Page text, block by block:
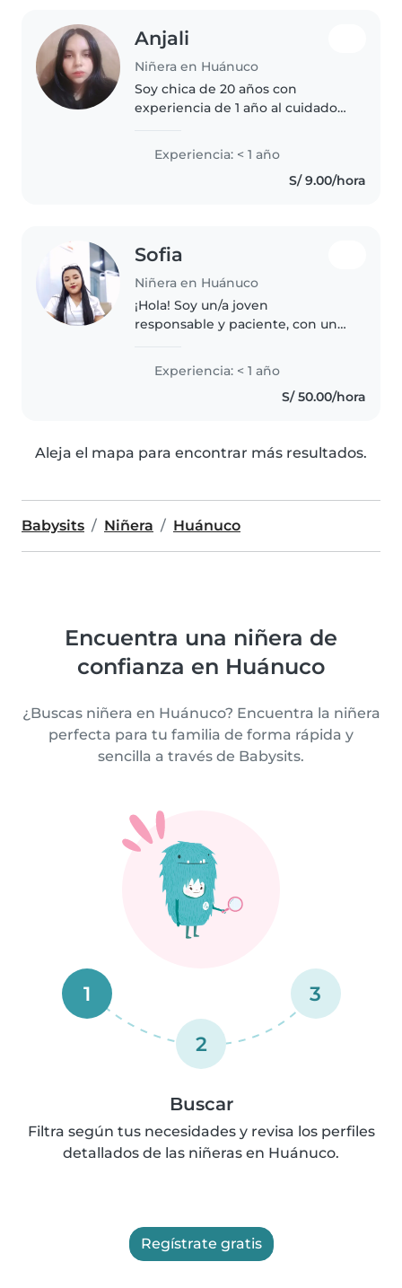
Anjali
Niñera en Huánuco
Soy chica de 20 años con
experiencia de 1 año al cuidado
de edad con secundaria
terminada en Lima, Lima. Soy
paciente, creativa, calmada,
Experiencia: < 1 año
S/ 9.00/hora
Sofia
Niñera en Huánuco
¡Hola! Soy un/a joven
responsable y paciente, con una
Enfermería. Aunque no tengo
experiencia previa en el cuidado
de niños, estoy emocionado/a
Experiencia: < 1 año
S/ 50.00/hora
Aleja el mapa para encontrar más resultados.
Babysits Niñera Huánuco
Encuentra una niñera de
confianza en Huánuco
¿Buscas niñera en Huánuco? Encuentra la niñera
perfecta para tu familia de forma rápida y
sencilla a través de Babysits.
1
2
3
Buscar
Filtra según tus necesidades y revisa los perfiles
detallados de las niñeras en Huánuco.
Regístrate gratis